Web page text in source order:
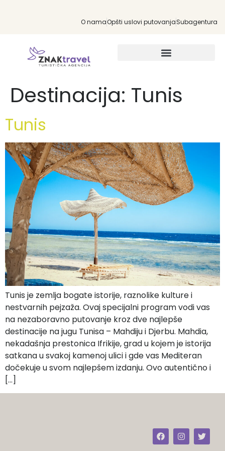
O namaOpšti uslovi putovanjaSubagentura
Destinacija: Tunis
Tunis
Tunis je zemlja bogate istorije, raznolike kulture i
nestvarnih pejzaža. Ovaj specijalni program vodi vas
na nezaboravno putovanje kroz dve najlepše
destinacije na jugu Tunisa – Mahdiju i Djerbu. Mahdia,
nekadašnja prestonica Ifrikije, grad u kojem je istorija
satkana u svakoj kamenoj ulici i gde vas Mediteran
dočekuje u svom najlepšem izdanju. Ovo autentično i
[…]